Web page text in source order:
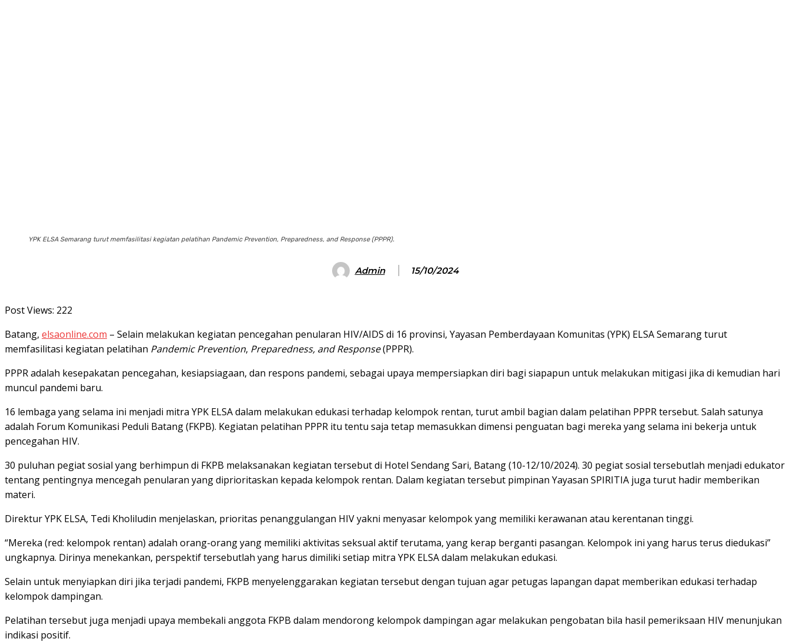
YPK ELSA Semarang turut memfasilitasi kegiatan pelatihan Pandemic Prevention, Preparedness, and Response (PPPR).
Admin 15/10/2024
Post Views: 222
Batang, elsaonline.com – Selain melakukan kegiatan pencegahan penularan HIV/AIDS di 16 provinsi, Yayasan Pemberdayaan Komunitas (YPK) ELSA Semarang turut
memfasilitasi kegiatan pelatihan Pandemic Prevention, Preparedness, and Response(PPPR).
PPPR adalah kesepakatan pencegahan, kesiapsiagaan, dan respons pandemi, sebagai upaya mempersiapkan diri bagi siapapun untuk melakukan mitigasi jika di kemudian hari
muncul pandemi baru.
16 lembaga yang selama ini menjadi mitra YPK ELSA dalam melakukan edukasi terhadap kelompok rentan, turut ambil bagian dalam pelatihan PPPR tersebut. Salah satunya
adalah Forum Komunikasi Peduli Batang (FKPB). Kegiatan pelatihan PPPR itu tentu saja tetap memasukkan dimensi penguatan bagi mereka yang selama ini bekerja untuk
pencegahan HIV.
30 puluhan pegiat sosial yang berhimpun di FKPB melaksanakan kegiatan tersebut di Hotel Sendang Sari, Batang (10-12/10/2024). 30 pegiat sosial tersebutlah menjadi edukator
tentang pentingnya mencegah penularan yang diprioritaskan kepada kelompok rentan. Dalam kegiatan tersebut pimpinan Yayasan SPIRITIA juga turut hadir memberikan
materi.
Direktur YPK ELSA, Tedi Kholiludin menjelaskan, prioritas penanggulangan HIV yakni menyasar kelompok yang memiliki kerawanan atau kerentanan tinggi.
“Mereka (red: kelompok rentan) adalah orang-orang yang memiliki aktivitas seksual aktif terutama, yang kerap berganti pasangan. Kelompok ini yang harus terus diedukasi”
ungkapnya. Dirinya menekankan, perspektif tersebutlah yang harus dimiliki setiap mitra YPK ELSA dalam melakukan edukasi.
Selain untuk menyiapkan diri jika terjadi pandemi, FKPB menyelenggarakan kegiatan tersebut dengan tujuan agar petugas lapangan dapat memberikan edukasi terhadap
kelompok dampingan.
Pelatihan tersebut juga menjadi upaya membekali anggota FKPB dalam mendorong kelompok dampingan agar melakukan pengobatan bila hasil pemeriksaan HIV menunjukan
indikasi positif.